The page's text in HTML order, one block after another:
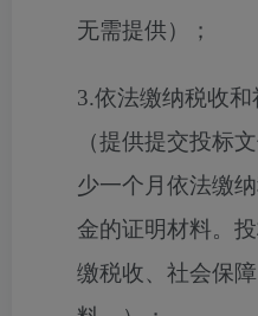
无需提供）；
3.依法缴纳税收
（提供提交投标
少一个月依法缴
金的证明材料。
缴税收、社会保